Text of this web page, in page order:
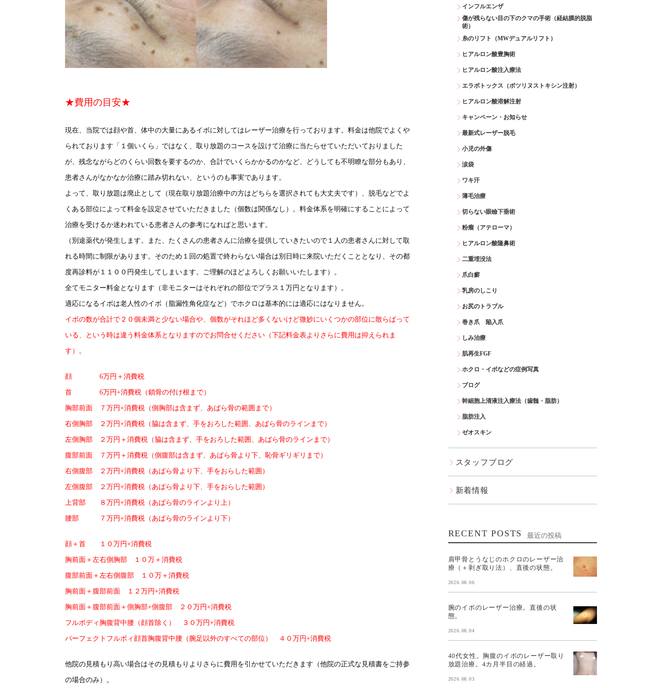
★費用の目安★
現在、当院では顔や首、体中の大量にあるイボに対してはレーザー治療を行っております。料金は他院でよくや
られております「１個いくら」ではなく、取り放題のコースを設けて治療に当たらせていただいておりました
が、残念ながらどのくらい回数を要するのか、合計でいくらかかるのかなど、どうしても不明瞭な部分もあり、
患者さんがなかなか治療に踏み切れない、というのも事実であります。
よって、取り放題は廃止として（現在取り放題治療中の方はどちらを選択されても大丈夫です）、脱毛などでよ
くある部位によって料金を設定させていただきました（個数は関係なし）。料金体系を明確にすることによって
治療を受けるか迷われている患者さんの参考になればと思います。
（別途薬代が発生します。また、たくさんの患者さんに治療を提供していきたいので１人の患者さんに対して取
れる時間に制限があります。そのため１回の処置で終わらない場合は別日時に来院いただくこととなり、その都
度再診料が１１００円発生してしまいます。ご理解のほどよろしくお願いいたします）。
全てモニター料金となります（非モニターはそれぞれの部位でプラス１万円となります）。
適応になるイボは老人性のイボ（脂漏性角化症など）でホクロは基本的には適応にはなりません。
イボの数が合計で２０個未満と少ない場合や、個数がそれほど多くないけど微妙にいくつかの部位に散らばって
いる、という時は違う料金体系となりますのでお問合せください（下記料金表よりさらに費用は抑えられま
す）。
顔 6万円＋消費税
首 6万円+消費税（鎖骨の付け根まで）
胸部前面 ７万円+消費税（側胸部は含まず、あばら骨の範囲まで）
右側胸部 ２万円+消費税（脇は含まず、手をおろした範囲、あばら骨のラインまで）
左側胸部 ２万円＋消費税（脇は含まず、手をおろした範囲、あばら骨のラインまで）
腹部前面 ７万円＋消費税（側腹部は含まず、あばら骨より下、恥骨ギリギリまで）
右側腹部 ２万円+消費税（あばら骨より下、手をおらした範囲）
左側腹部 ２万円+消費税（あばら骨より下、手をおらした範囲）
上背部 ８万円+消費税（あばら骨のラインより上）
腰部 ７万円+消費税（あばら骨のラインより下）
顔＋首 １０万円+消費税
胸前面＋左右側胸部 １０万＋消費税
腹部前面＋左右側腹部 １０万＋消費税
胸前面＋腹部前面 １２万円+消費税
胸前面＋腹部前面＋側胸部+側腹部 ２０万円+消費税
フルボディ胸腹背中腰（顔首除く） ３０万円+消費税
パーフェクトフルボィ顔首胸腹背中腰（腕足以外のすべての部位） ４０万円+消費税
他院の見積もり高い場合はその見積もりよりさらに費用を引かせていただきます（他院の正式な見積書をご持参
の場合のみ）。
インフルエンザ
傷が残らない目の下のクマの手術（経結膜的脱脂
術）
糸のリフト（MWデュアルリフト）
ヒアルロン酸豊胸術
ヒアルロン酸注入療法
エラボトックス（ボツリヌストキシン注射）
ヒアルロン酸溶解注射
キャンペーン・お知らせ
最新式レーザー脱毛
小児の外傷
涙袋
ワキ汗
薄毛治療
切らない眼瞼下垂術
粉瘤（アテローマ）
ヒアルロン酸隆鼻術
二重埋没法
爪白癬
乳房のしこり
お尻のトラブル
巻き爪 陥入爪
しみ治療
肌再生FGF
ホクロ・イボなどの症例写真
ブログ
幹細胞上清液注入療法（歯髄・脂肪）
脂肪注入
ゼオスキン
スタッフブログ
新着情報
RECENT POSTS 最近の投稿
肩甲骨とうなじのホクロのレーザー治
療（＋剥ぎ取り法）、直後の状態。
2026.08.06
腕のイボのレーザー治療。直後の状
態。
2026.08.04
40代女性。胸腹のイボのレーザー取り
放題治療。4カ月半目の経過。
2026.08.03